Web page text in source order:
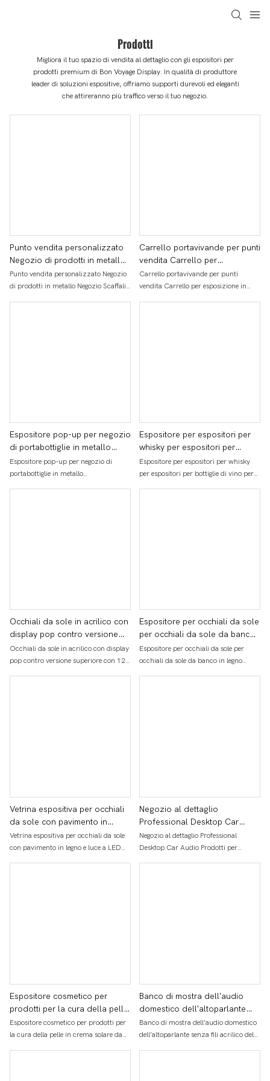
Prodotti
Migliora il tuo spazio di vendita al dettaglio con gli espositori per
prodotti premium di Bon Voyage Display. In qualità di produttore
leader di soluzioni espositive, offriamo supporti durevoli ed eleganti
che attireranno più traffico verso il tuo negozio.
Punto vendita personalizzato
Negozio di prodotti in metallo
Negozio Scaffali al dettaglio
Espositori per espositori per
Punto vendita personalizzato Negozio
di prodotti in metallo Negozio Scaffali
Carrello portavivande per punti
vendita Carrello per
esposizione in metallo mobile
per vino per negozio al
Carrello portavivande per punti
vendita Carrello per esposizione in
Espositore pop-up per negozio
di portabottiglie in metallo
personalizzato da terra
Espositore pop-up per negozio di
portabottiglie in metallo
Espositore per espositori per
whisky per espositori per
bottiglie di vino per birra da
pavimento in filo metallico di
Espositore per espositori per whisky
per espositori per bottiglie di vino per
Occhiali da sole in acrilico con
display pop contro versione
superiore con 12 paia e
cremagliera di bloccaggio
Occhiali da sole in acrilico con display
pop contro versione superiore con 12
Espositore per occhiali da sole
per occhiali da sole da banco
in legno personalizzato per
showroom di alta qualità
Espositore per occhiali da sole per
occhiali da sole da banco in legno
Vetrina espositiva per occhiali
da sole con pavimento in
legno e luce a LED per negozi
specializzati Bon Voyage
Vetrina espositiva per occhiali da sole
con pavimento in legno e luce a LED
Negozio al dettaglio
Professional Desktop Car
Audio Prodotti per altoparlanti
Espositore in acrilico
Negozio al dettaglio Professional
Desktop Car Audio Prodotti per
Espositore cosmetico per
prodotti per la cura della pelle
in crema solare da appoggio in
legno per negozio al dettaglio
Espositore cosmetico per prodotti per
la cura della pelle in crema solare da
Banco di mostra dell'audio
domestico dell'altoparlante
senza fili acrilico del
controsoffitto di posizione su
Banco di mostra dell'audio domestico
dell'altoparlante senza fili acrilico del